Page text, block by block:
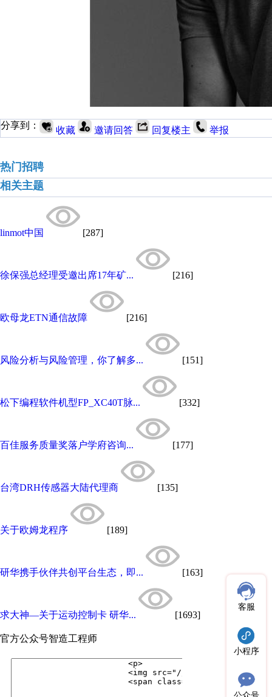
分享到： 收藏 邀请回答 回复楼主 举报
热门招聘
相关主题
linmot中国 [287]
徐保强总经理受邀出席17年矿... [216]
欧母龙ETN通信故障 [216]
风险分析与风险管理，你了解多... [151]
松下编程软件机型FP_XC40T脉... [332]
百佳服务质量奖落户学府咨询... [177]
台湾DRH传感器大陆代理商 [135]
关于欧姆龙程序 [189]
研华携手伙伴共创平台生态，即... [163]
求大神—关于运动控制卡 研华... [1693]
官方公众号智造工程师
客服
小程序